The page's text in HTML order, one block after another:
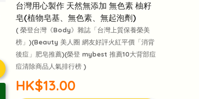
台灣用心製作 天然無添加 無色素 柚籽
皂(植物皂基、無色素、無起泡劑)
( 榮登台灣《Body》雜誌「台灣上質保養榮美
榜」)(Beauty 美人圈 網友好評火紅平價「消背
後痘」肥皂推薦)(榮登 mybest 推薦10大背部痘
痘清除商品人氣排行榜 )
HK$13.00